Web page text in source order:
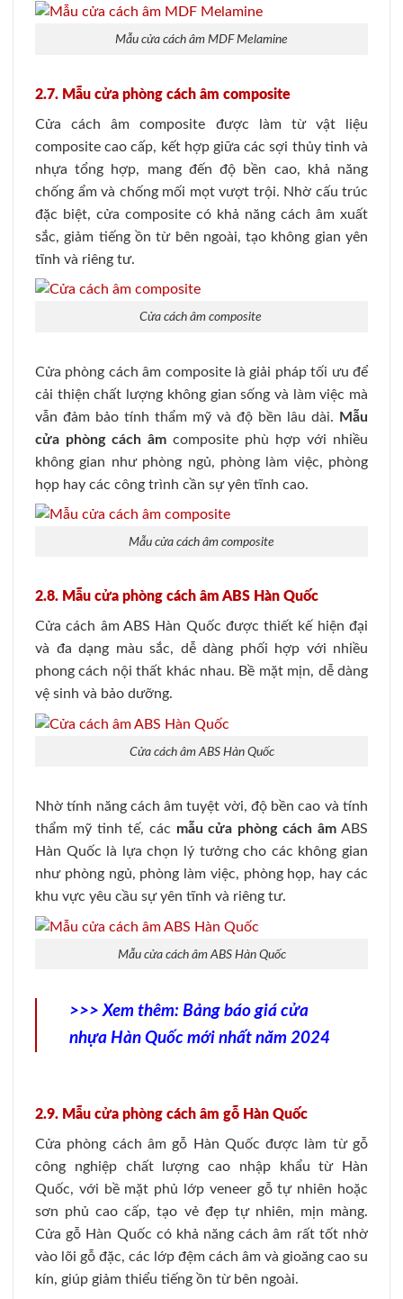
Mẫu cửa cách âm MDF Melamine
2.7. Mẫu cửa phòng cách âm composite
Cửa cách âm composite được làm từ vật liệu
composite cao cấp, kết hợp giữa các sợi thủy tinh và
nhựa tổng hợp, mang đến độ bền cao, khả năng
chống ẩm và chống mối mọt vượt trội. Nhờ cấu trúc
đặc biệt, cửa composite có khả năng cách âm xuất
sắc, giảm tiếng ồn từ bên ngoài, tạo không gian yên
tĩnh và riêng tư.
Cửa cách âm composite
Cửa phòng cách âm composite là giải pháp tối ưu để
cải thiện chất lượng không gian sống và làm việc mà
vẫn đảm bảo tính thẩm mỹ và độ bền lâu dài. Mẫu
cửa phòng cách âm composite phù hợp với nhiều
không gian như phòng ngủ, phòng làm việc, phòng
họp hay các công trình cần sự yên tĩnh cao.
Mẫu cửa cách âm composite
2.8. Mẫu cửa phòng cách âm ABS Hàn Quốc
Cửa cách âm ABS Hàn Quốc được thiết kế hiện đại
và đa dạng màu sắc, dễ dàng phối hợp với nhiều
phong cách nội thất khác nhau. Bề mặt mịn, dễ dàng
vệ sinh và bảo dưỡng.
Cửa cách âm ABS Hàn Quốc
Nhờ tính năng cách âm tuyệt vời, độ bền cao và tính
thẩm mỹ tinh tế, các mẫu cửa phòng cách âm ABS
Hàn Quốc là lựa chọn lý tưởng cho các không gian
như phòng ngủ, phòng làm việc, phòng họp, hay các
khu vực yêu cầu sự yên tĩnh và riêng tư.
Mẫu cửa cách âm ABS Hàn Quốc
>>> Xem thêm: Bảng báo giá cửa
nhựa Hàn Quốc mới nhất năm 2024
2.9. Mẫu cửa phòng cách âm gỗ Hàn Quốc
Cửa phòng cách âm gỗ Hàn Quốc được làm từ gỗ
công nghiệp chất lượng cao nhập khẩu từ Hàn
Quốc, với bề mặt phủ lớp veneer gỗ tự nhiên hoặc
sơn phủ cao cấp, tạo vẻ đẹp tự nhiên, mịn màng.
Cửa gỗ Hàn Quốc có khả năng cách âm rất tốt nhờ
vào lõi gỗ đặc, các lớp đệm cách âm và gioăng cao su
kín, giúp giảm thiểu tiếng ồn từ bên ngoài.